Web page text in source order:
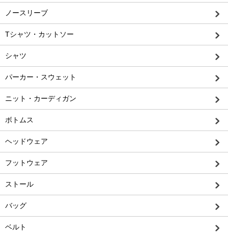
ノースリーブ
Tシャツ・カットソー
シャツ
パーカー・スウェット
ニット・カーディガン
ボトムス
ヘッドウェア
フットウェア
ストール
バッグ
ベルト